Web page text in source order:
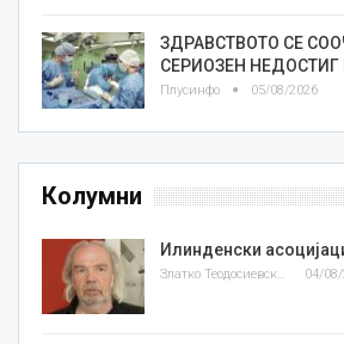
ЗДРАВСТВОТО СЕ
СЕРИОЗЕН
Плусинфо 05/08/2026
Колумни
Илинденски
04/